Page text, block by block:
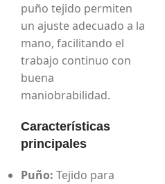
puño tejido permiten
un ajuste adecuado a la
mano, facilitando el
trabajo continuo con
buena
maniobrabilidad.
Características
principales
Puño: Tejido para